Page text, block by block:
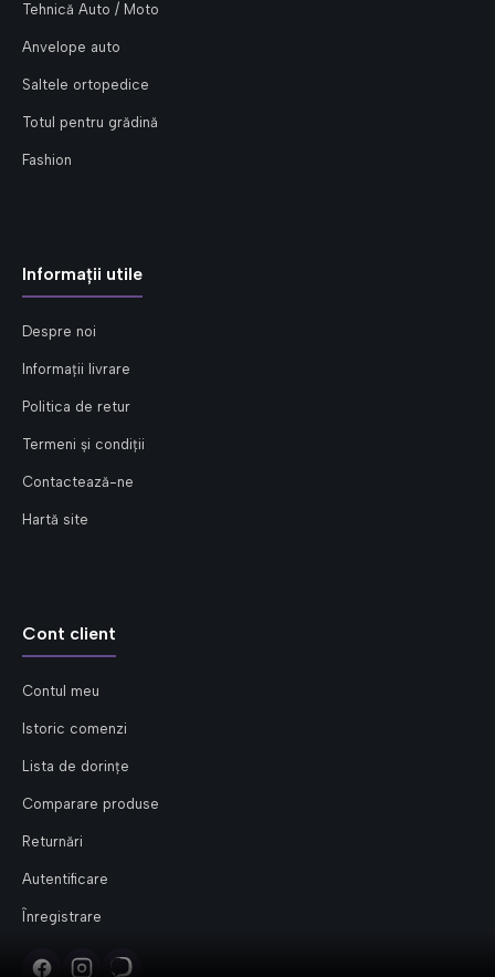
Tehnică Auto / Moto
Anvelope auto
Saltele ortopedice
Totul pentru grădină
Fashion
Informații utile
Despre noi
Informații livrare
Politica de retur
Termeni și condiții
Contactează-ne
Hartă site
Cont client
Contul meu
Istoric comenzi
Lista de dorințe
Comparare produse
Returnări
Autentificare
Înregistrare